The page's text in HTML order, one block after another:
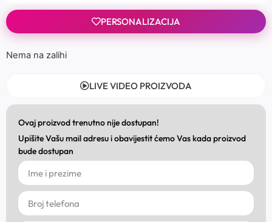
PERSONALIZACIJA
Nema na zalihi
LIVE VIDEO PROIZVODA
Ovaj proizvod trenutno nije dostupan!
Upišite Vašu mail adresu i obavijestit ćemo Vas kada proizvod
bude dostupan